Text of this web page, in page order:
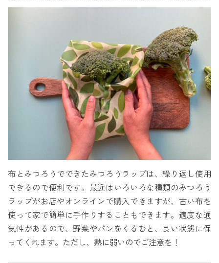
布とみつろうでできたみつろうラップは、繰り返し使用
できるので便利です。最近はいろいろな種類のみつろう
ラップがお店やオンラインで購入できますが、古い布を
使って家で簡単に手作りすることもできます。適度な通
気性があるので、野菜やパンをくるむと、良い状態に保
ってくれます。ただし、熱に弱いのでご注意を！